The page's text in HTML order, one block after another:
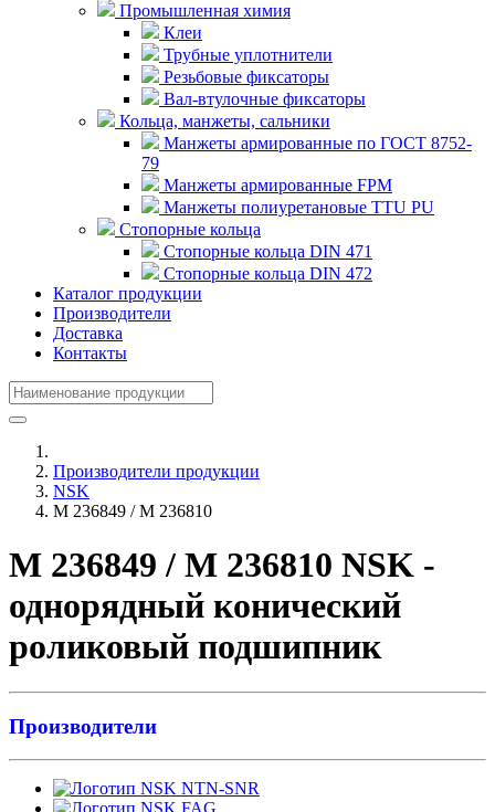
Промышленная химия
Клеи
Трубные уплотнители
Резьбовые фиксаторы
Вал-втулочные фиксаторы
Кольца, манжеты, сальники
Манжеты армированные по ГОСТ 8752-
79
Манжеты армированные FPM
Манжеты полиуретановые TTU PU
Стопорные кольца
Стопорные кольца DIN 471
Стопорные кольца DIN 472
Каталог продукции
Производители
Доставка
Контакты
Производители продукции
NSK
M 236849 / M 236810
M 236849 / M 236810 NSK -
однорядный конический
роликовый подшипник
Производители
NTN-SNR